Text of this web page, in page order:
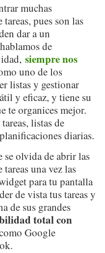
muchas
pues son las
dar a un
de
siempre nos
uno de los
listas y gestionar
y eficaz, y tiene su
te organices mejor.
listas de
diarias.
se olvida de abrir las
una vez las
para tu pantalla
de vista tus tareas y
de sus grandes
total con
Google